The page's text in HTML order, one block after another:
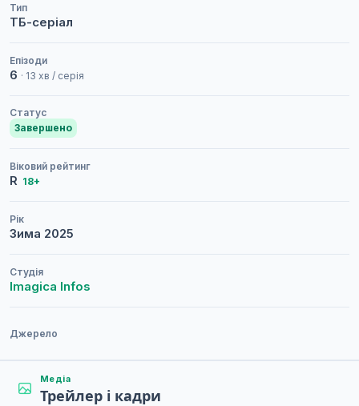
Тип
ТБ-серіал
Епізоди
6 · 13 хв / серія
Статус
Завершено
Віковий рейтинг
R 18+
Рік
Зима 2025
Студія
Imagica Infos
Джерело
Медіа
Трейлер і кадри